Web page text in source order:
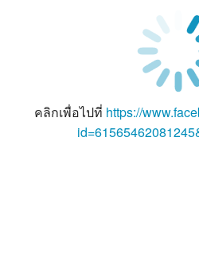
คลิกเพื่อไปที่ https://